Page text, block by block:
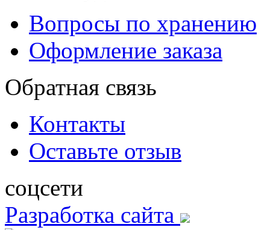
Вопросы по хранению
Оформление заказа
Обратная связь
Контакты
Оставьте отзыв
соцсети
Разработка сайта